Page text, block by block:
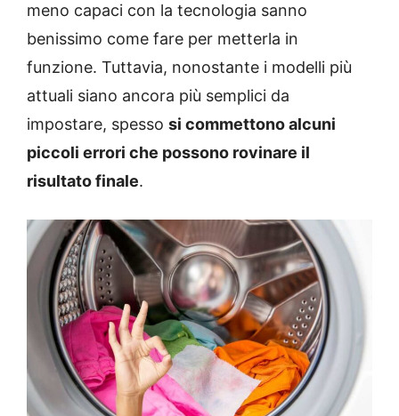
meno capaci con la tecnologia sanno
benissimo come fare per metterla in
funzione. Tuttavia, nonostante i modelli più
attuali siano ancora più semplici da
impostare, spesso si commettono alcuni
piccoli errori che possono rovinare il
risultato finale.